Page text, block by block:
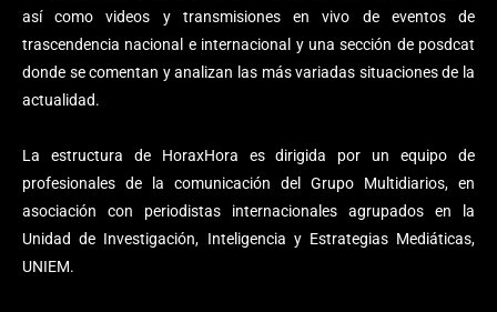
así como videos y transmisiones en vivo de eventos de
trascendencia nacional e internacional y una sección de posdcat
donde se comentan y analizan las más variadas situaciones de la
actualidad.
La estructura de HoraxHora es dirigida por un equipo de
profesionales de la comunicación del Grupo Multidiarios, en
asociación con periodistas internacionales agrupados en la
Unidad de Investigación, Inteligencia y Estrategias Mediáticas,
UNIEM.